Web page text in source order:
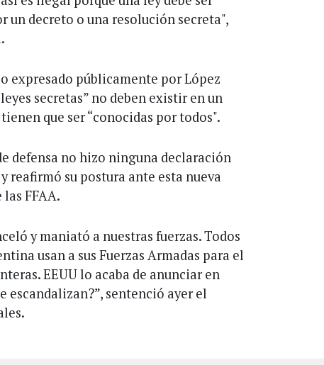
un decreto o una resolución secreta",
expresado públicamente por López
secretas” no deben existir en un
que ser “conocidas por todos".
defensa no hizo ninguna declaración
reafirmó su postura ante esta nueva
FFAA.
y maniató a nuestras fuerzas. Todos
usan a sus Fuerzas Armadas para el
EEUU lo acaba de anunciar en
escandalizan?”, sentenció ayer el